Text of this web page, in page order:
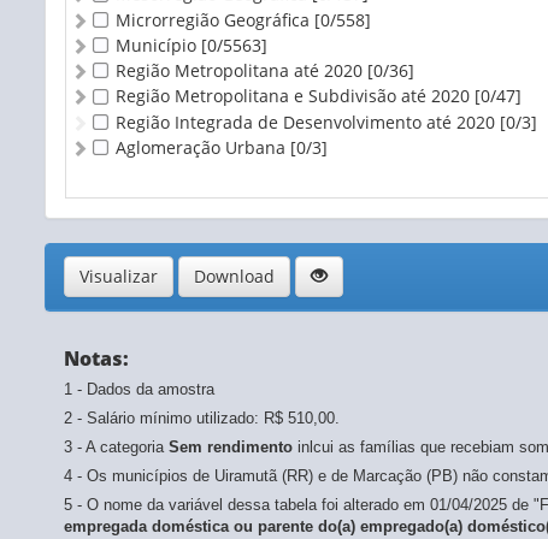
Microrregião Geográfica [0/558]
Município [0/5563]
Região Metropolitana até 2020 [0/36]
Região Metropolitana e Subdivisão até 2020 [0/47]
Região Integrada de Desenvolvimento até 2020 [0/3]
Aglomeração Urbana [0/3]
Visualizar Download
Notas:
1 - Dados da amostra
2 - Salário mínimo utilizado: R$ 510,00.
3 - A categoria Sem rendimento inlcui as famílias que recebiam
4 - Os municípios de Uiramutã (RR) e de Marcação (PB) não
5 - O nome da variável dessa tabela foi alterado em 01/04/2025 de
empregada doméstica ou parente do(a) empregado(a)